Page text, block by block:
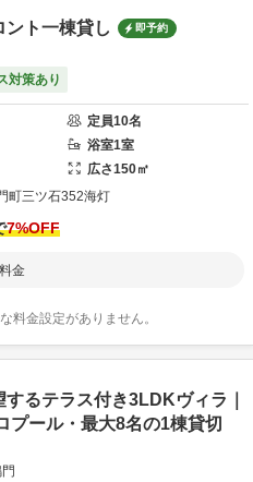
ント一棟貸し 即予約
対策あり
定員10名
浴室1室
広さ150㎡
町三ツ石352海灯
7%OFF
金
料金設定がありません。
るテラス付き3LDKヴィラ｜
プール・最大8名の1棟貸切